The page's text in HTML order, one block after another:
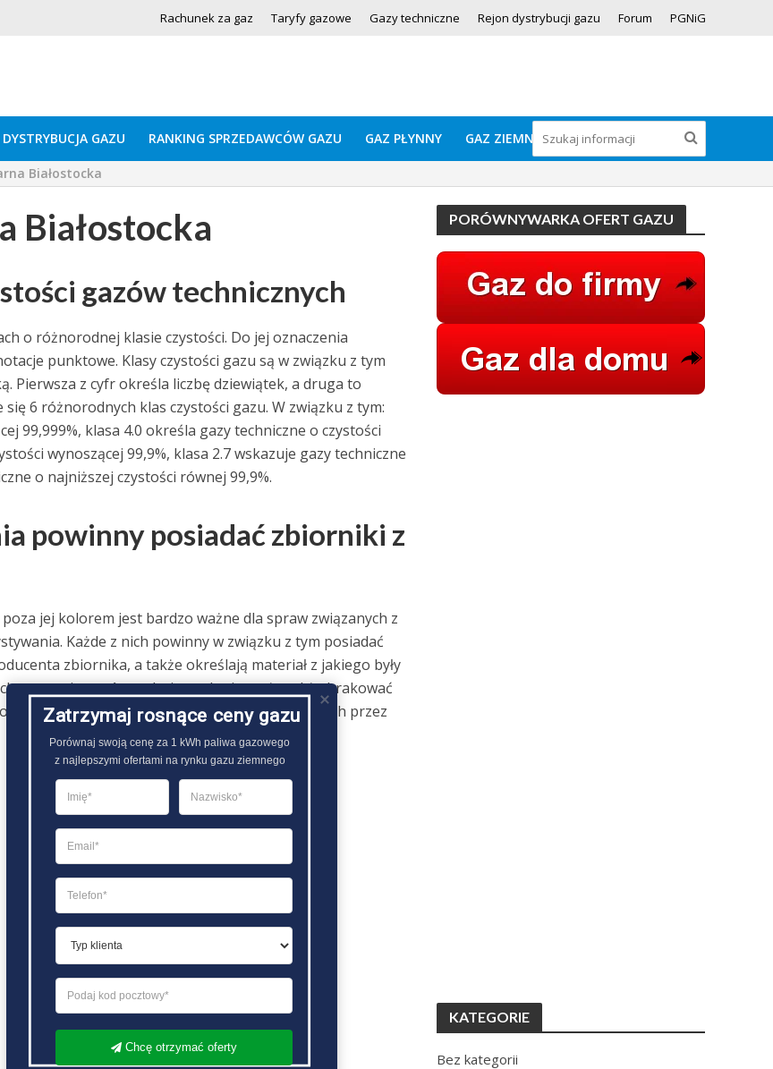
Rachunek za gaz Taryfy gazowe Gazy techniczne Rejon dystrybucji gazu Forum PGNiG
DYSTRYBUCJA GAZU RANKING SPRZEDAWCÓW GAZU GAZ PŁYNNY GAZ ZIEMNY
Białostocka
Białostocka
gazów technicznych
o różnorodnej klasie czystości. Do jej oznaczenia
punktowe. Klasy czystości gazu są w związku z tym
Pierwsza z cyfr określa liczbę dziewiątek, a druga to
6 różnorodnych klas czystości gazu. W związku z tym:
99,999%, klasa 4.0 określa gazy techniczne o czystości
wynoszącej 99,9%, klasa 2.7 wskazuje gazy techniczne
o najniższej czystości równej 99,9%.
powinny posiadać zbiorniki z
jej kolorem jest bardzo ważne dla spraw związanych z
Każde z nich powinny w związku z tym posiadać
zbiornika, a także określają materiał z jakiego były
gazów technicznych nie może także brakować
ciśnieniu roboczym, normach spełnianych przez
PORÓWNYWARKA OFERT GAZU
KATEGORIE
Bez kategorii
Zatrzymaj rosnące ceny gazu
Porównaj swoją cenę za 1 kWh paliwa gazowego
z najlepszymi ofertami na rynku gazu ziemnego
Chcę otrzymać oferty